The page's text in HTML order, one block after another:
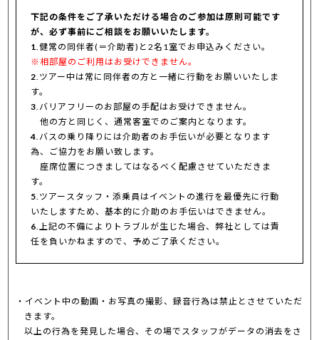
下記の条件をご了承いただける場合のご参加は原則可能です
が、必ず事前にご相談をお願いいたします。
1.健常の同伴者(＝介助者)と2名1室でお申込みください。
※相部屋のご利用はお受けできません。
2.ツアー中は常に同伴者の方と一緒に行動をお願いいたしま
す。
3.バリアフリーのお部屋の手配はお受けできません。
他の方と同じく、通常客室でのご案内となります。
4.バスの乗り降りには介助者のお手伝いが必要となります
為、ご協力をお願い致します。
座席位置につきましてはなるべく配慮させていただきま
す。
5.ツアースタッフ・添乗員はイベントの進行を最優先に行動
いたしますため、基本的に介助のお手伝いはできません。
6.上記の不備によりトラブルが生じた場合、弊社としては責
任を負いかねますので、予めご了承ください。
イベント中の動画・お写真の撮影、録音行為は禁止とさせていただ
きます。
以上の行為を発見した場合、その場でスタッフがデータの消去をさ